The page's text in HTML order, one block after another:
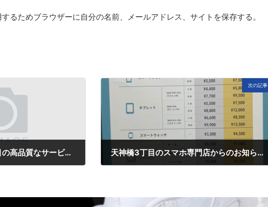
るためブラウザーに自分の名前、メールアドレス、サイトを保存する。
Glasscoo天神橋3丁目の高品質なサービス
次の記事
天神橋3丁目のスマホ専門店からのお知らせ(^▽^)/♪